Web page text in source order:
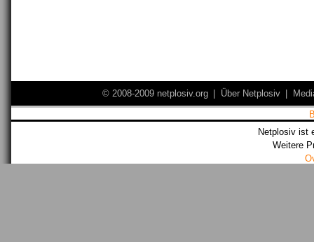
© 2008-2009 netplosiv.org Über Netplosiv
Netplosiv ist
Weitere